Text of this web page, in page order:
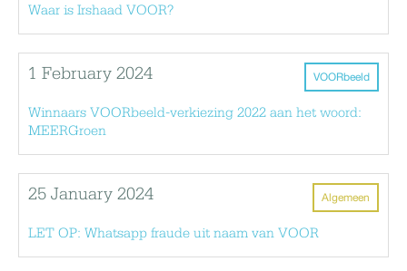
Waar is Irshaad VOOR?
VOORbeeld
1 February 2024
Winnaars VOORbeeld-verkiezing 2022 aan het woord:
MEERGroen
Algemeen
25 January 2024
LET OP: Whatsapp fraude uit naam van VOOR